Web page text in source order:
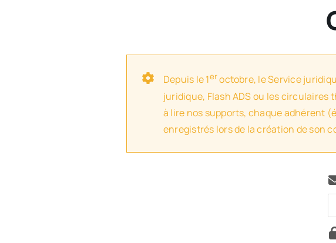
Depuis le 1eroctobre, le Service
juridique, Flash ADS ou les
à lire nos supports, chaque adhérent
enregistrés lors de la création de son